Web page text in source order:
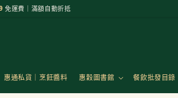
免運費｜滿額自動折抵
惠通私貨｜烹飪醬料 惠穀圖書館 餐飲批發目錄